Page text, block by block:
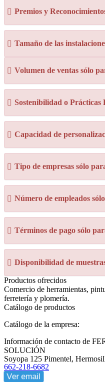
Premios y
Tamaño de las
Volumen de ventas sólo
Sostenibilidad o Prácticas
Capacidad de
Tipo de empresas sólo
Número de empleados
Términos de pago sólo
Disponibilidad de
Productos ofrecidos
Comercio de herramientas,
ferretería y plomería.
Catálogo de productos
Catálogo de la empresa:
Información de contacto de
SOLUCIÓN
Soyopa 125 Pimentel,
662-218-6682
Ver email